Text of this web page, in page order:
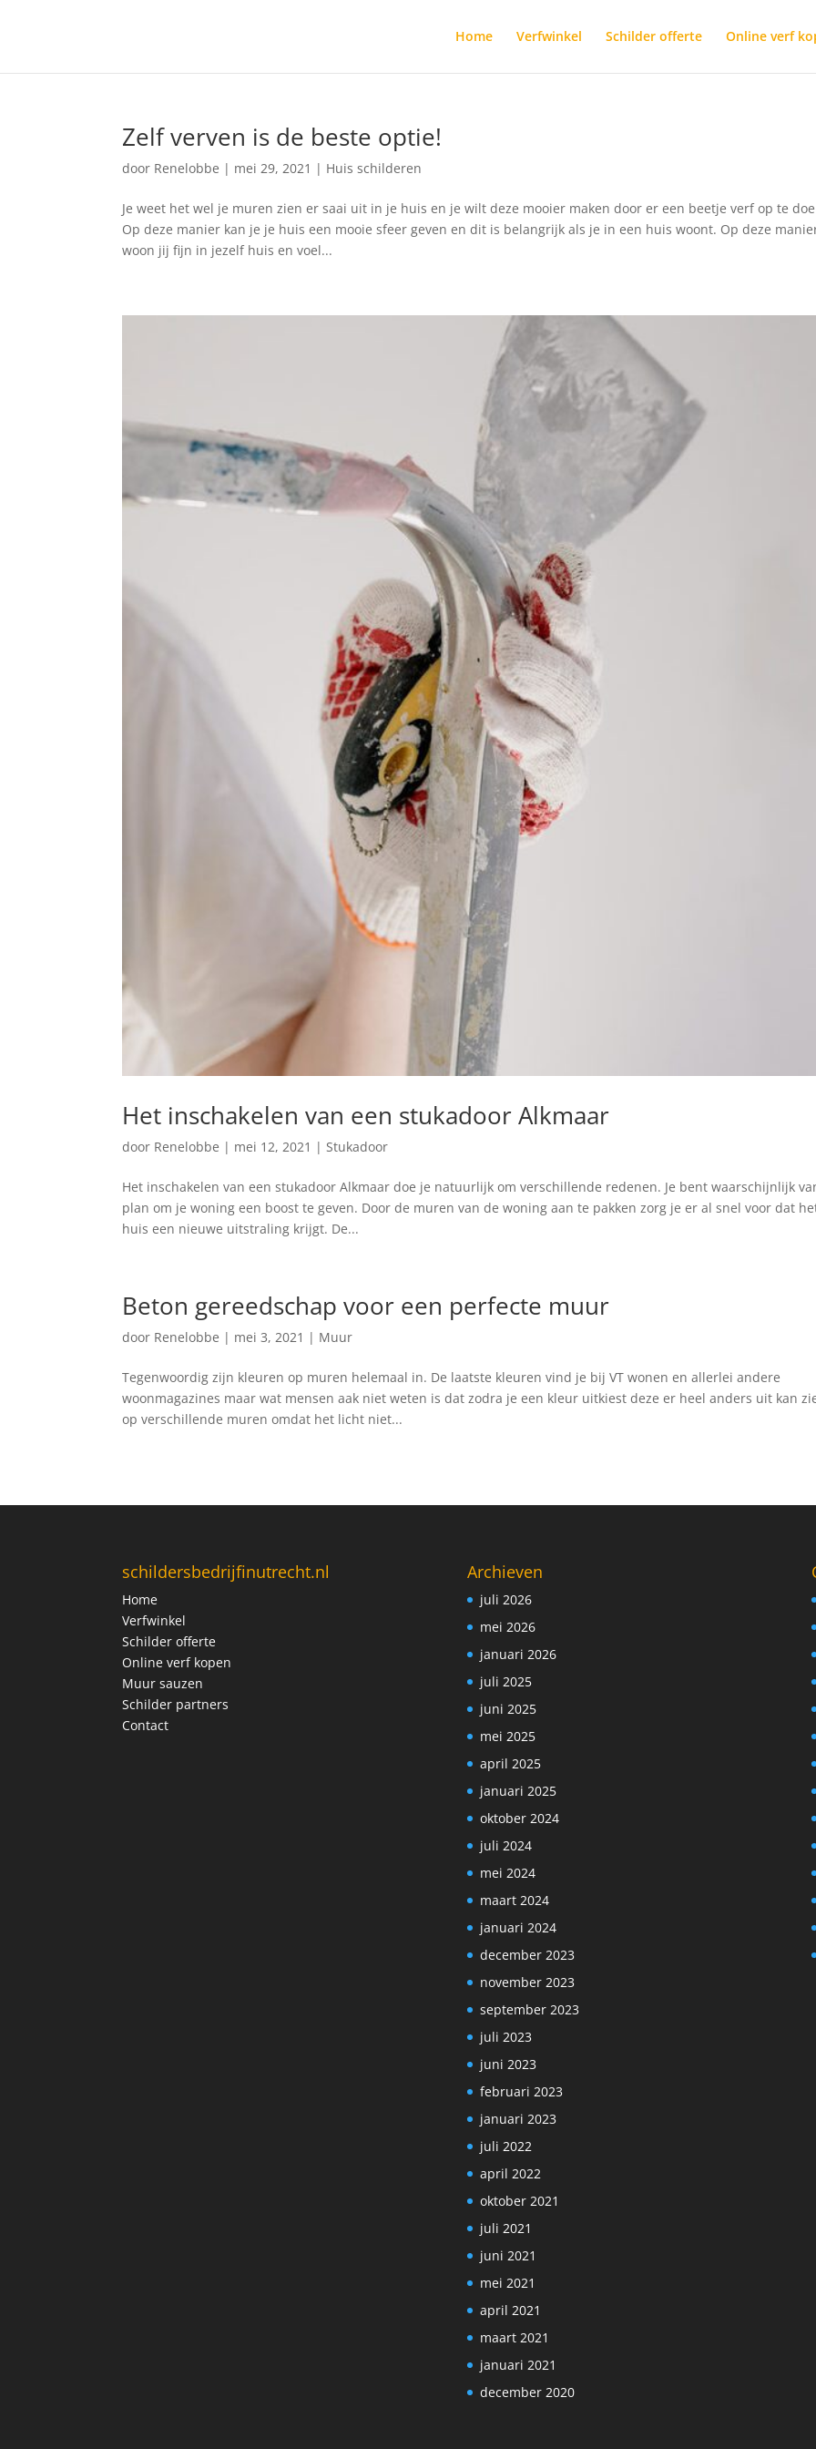
Home Verfwinkel Schilder offerte Online verf
Zelf verven is de beste optie!
door Renelobbe | mei 29, 2021 | Huis schilderen
Je weet het wel je muren zien er saai uit in je huis en je wilt deze mooier maken door er een beetje verf op te
Op deze manier kan je je huis een mooie sfeer geven en dit is belangrijk als je in een huis woont. Op deze
woon jij fijn in jezelf huis en voel...
Het inschakelen van een stukadoor Alkmaar
door Renelobbe | mei 12, 2021 |Stukadoor
Het inschakelen van een stukadoor Alkmaar doe je natuurlijk om verschillende redenen. Je bent waarschijnlijk
plan om je woning een boost te geven. Door de muren van de woning aan te pakken zorg je er al snel voor dat
huis een nieuwe uitstraling krijgt. De...
Beton gereedschap voor een perfecte muur
door Renelobbe | mei 3, 2021 | Muur
Tegenwoordig zijn kleuren op muren helemaal in. De laatste kleuren vind je bij VT wonen en allerlei andere
woonmagazines maar wat mensen aak niet weten is dat zodra je een kleur uitkiest deze er heel anders uit kan
op verschillende muren omdat het licht niet...
schildersbedrijfinutrecht.nl
Home
Verfwinkel
Schilder offerte
Online verf kopen
Muur sauzen
Schilder partners
Contact
Archieven
juli 2026
mei 2026
januari 2026
juli 2025
juni 2025
mei 2025
april 2025
januari 2025
oktober 2024
juli 2024
mei 2024
maart 2024
januari 2024
december 2023
november 2023
september 2023
juli 2023
juni 2023
februari 2023
januari 2023
juli 2022
april 2022
oktober 2021
juli 2021
juni 2021
mei 2021
april 2021
maart 2021
januari 2021
december 2020